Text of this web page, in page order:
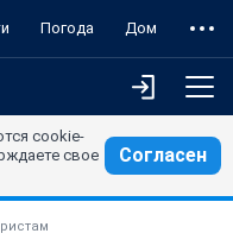
Погода Дом
cookie-
свое
Согласен